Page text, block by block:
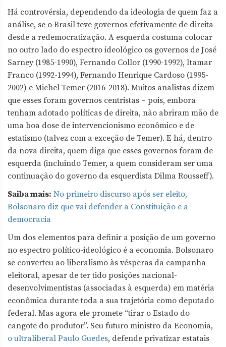
Há controvérsia, dependendo da ideologia de quem faz a
análise, se o Brasil teve governos efetivamente de direita
desde a redemocratização. A esquerda costuma colocar
no outro lado do espectro ideológico os governos de José
Sarney (1985-1990), Fernando Collor (1990-1992), Itamar
Franco (1992-1994), Fernando Henrique Cardoso (1995-
2002) e Michel Temer (2016-2018). Muitos analistas dizem
que esses foram governos centristas – pois, embora
tenham adotado políticas de direita, não abriram mão de
uma boa dose de intervencionismo econômico e de
estatismo (talvez com a exceção de Temer). E há, dentro
da nova direita, quem diga que esses governos foram de
esquerda (incluindo Temer, a quem consideram ser uma
continuação do governo da esquerdista Dilma Rousseff).
Saiba mais: No primeiro discurso após ser eleito,
Bolsonaro diz que vai defender a Constituição e a
democracia
Um dos elementos para definir a posição de um governo
no espectro político-ideológico é a economia. Bolsonaro
se converteu ao liberalismo às vésperas da campanha
eleitoral, apesar de ter tido posições nacional-
desenvolvimentistas (associadas à esquerda) em matéria
econômica durante toda a sua trajetória como deputado
federal. Mas agora ele promete “tirar o Estado do
cangote do produtor”. Seu futuro ministro da Economia,
o ultraliberal Paulo Guedes, defende privatizar estatais